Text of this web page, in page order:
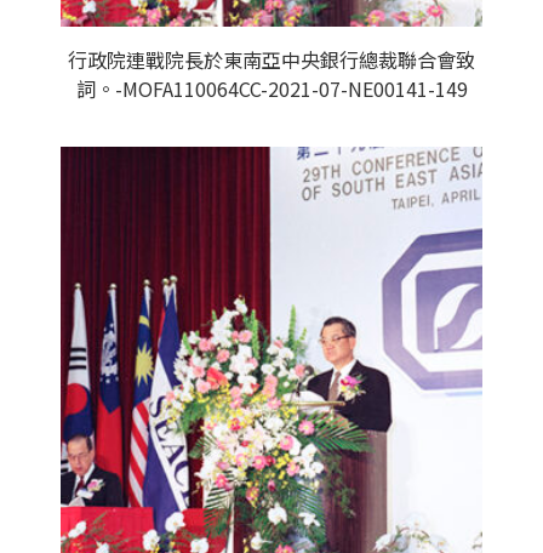
行政院連戰院長於東南亞中央銀行總裁聯合會致
詞。-MOFA110064CC-2021-07-NE00141-149